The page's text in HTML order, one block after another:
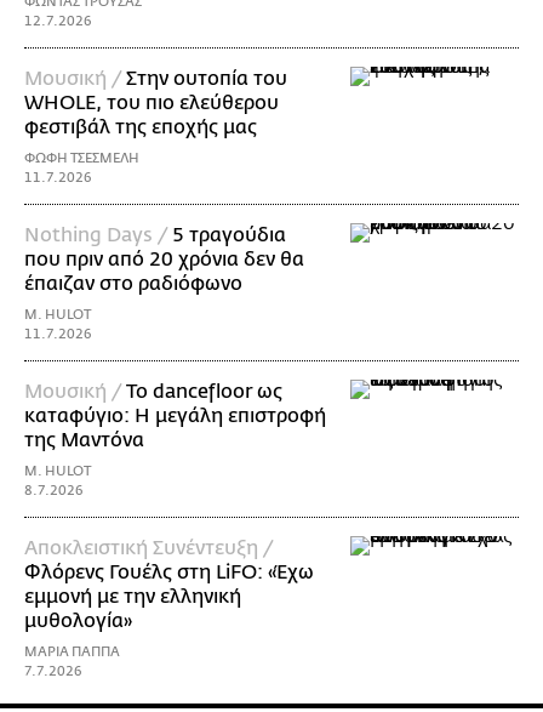
12.7.2026
Μουσική /Στην ουτοπία του
WHOLE, του πιο ελεύθερου
φεστιβάλ της εποχής μας
ΦΩΦΗ ΤΣΕΣΜΕΛΗ
11.7.2026
Nothing Days / 5 τραγούδια
που πριν από 20 χρόνια δεν θα
έπαιζαν στο ραδιόφωνο
M. HULOT
11.7.2026
Μουσική /Το dancefloor ως
καταφύγιο: Η μεγάλη επιστροφή
της Μαντόνα
M. HULOT
8.7.2026
Αποκλειστική Συνέντευξη /
Φλόρενς Γουέλς στη LiFO: «Έχω
εμμονή με την ελληνική
μυθολογία»
ΜΑΡΙΑ ΠΑΠΠΑ
7.7.2026